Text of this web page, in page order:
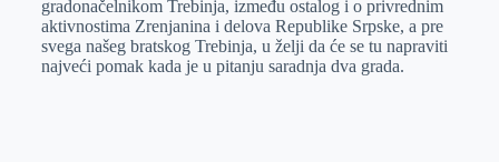
gradonačelnikom Trebinja, između ostalog i o privrednim
aktivnostima Zrenjanina i delova Republike Srpske, a pre
svega našeg bratskog Trebinja, u želji da će se tu napraviti
najveći pomak kada je u pitanju saradnja dva grada.